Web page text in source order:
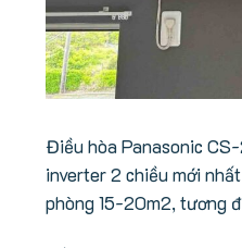
Điều hòa Panasonic
inverter 2 chiều mới
phòng 15-20m2, tương